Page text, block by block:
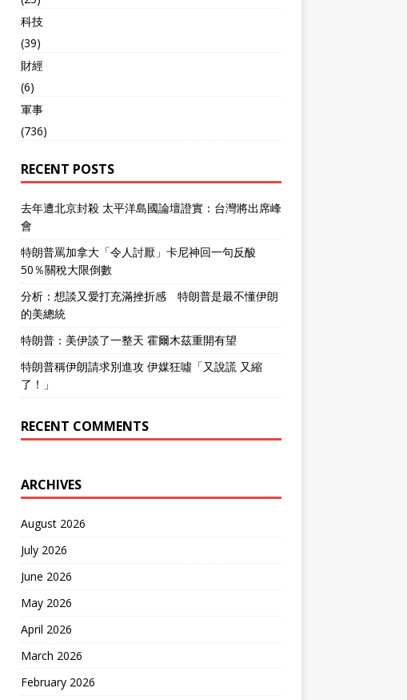
科技
(39)
財經
(6)
軍事
(736)
RECENT POSTS
去年遭北京封殺 太平洋島國論壇證實：台灣將出席峰
會
特朗普罵加拿大「令人討厭」卡尼神回一句反酸
50％關稅大限倒數
分析：想談又愛打充滿挫折感 特朗普是最不懂伊朗
的美總統
特朗普：美伊談了一整天 霍爾木茲重開有望
特朗普稱伊朗請求別進攻 伊媒狂噓「又說謊 又縮
了！」
RECENT COMMENTS
ARCHIVES
August 2026
July 2026
June 2026
May 2026
April 2026
March 2026
February 2026